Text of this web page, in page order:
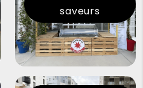
saveurs